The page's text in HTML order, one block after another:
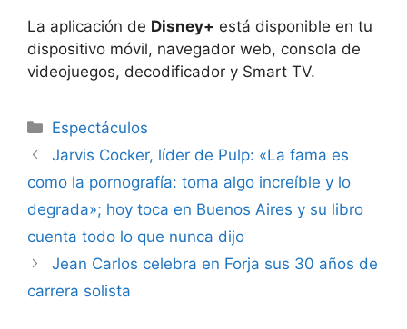
La aplicación de Disney+ está disponible en tu
dispositivo móvil, navegador web, consola de
videojuegos, decodificador y Smart TV.
Espectáculos
Jarvis Cocker, líder de Pulp: «La fama es
como la pornografía: toma algo increíble y lo
degrada»; hoy toca en Buenos Aires y su libro
cuenta todo lo que nunca dijo
Jean Carlos celebra en Forja sus 30 años de
carrera solista